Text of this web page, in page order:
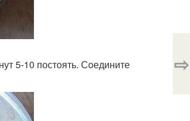
5-10 постоять. Соедините
⇨